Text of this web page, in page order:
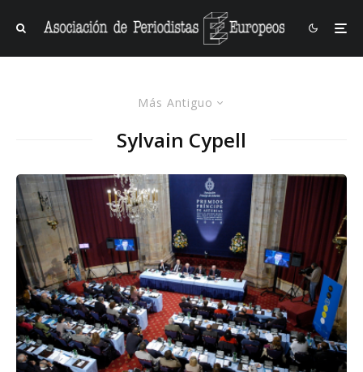
Más Antiguo
Sylvain Cypell